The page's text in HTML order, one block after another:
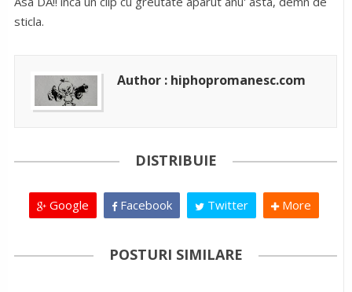
sticla.
Author : hiphopromanesc.com
DISTRIBUIE
Google Facebook Twitter More
POSTURI SIMILARE